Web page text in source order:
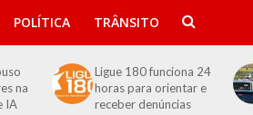
POLÍTICA TRÂNSITO
na
IA
Ligue 180 funciona 24
horas para orientar e
receber denúncias